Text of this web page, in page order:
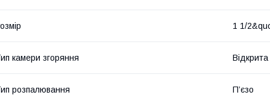
1 1/
камери згоряння Відкрита
розпалювання П’єзо